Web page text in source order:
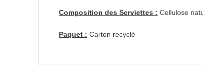
Composition des Serviettes : Cellulose
Paquet : Carton recyclé